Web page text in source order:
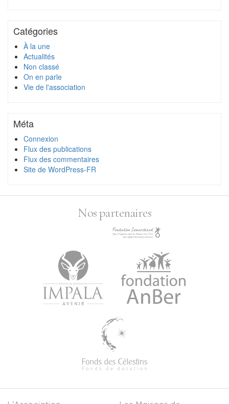
Catégories
À la une
Actualités
Non classé
On en parle
Vie de l'association
Méta
Connexion
Flux des publications
Flux des commentaires
Site de WordPress-FR
Nos partenaires